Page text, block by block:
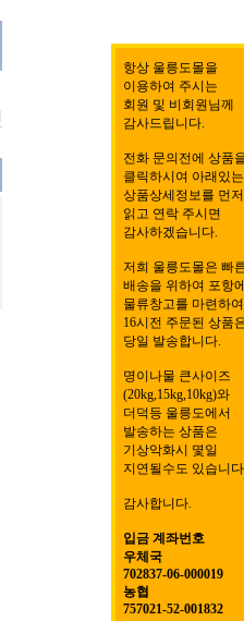
항상 울릉도몰을
이용하여 주시는
회원 및 비회원님께
감사드립니다.
전화 문의전에 상품
클릭하시여 아래있는
상품상세정보를 먼저
읽고 연락 주시면
감사하겠습니다.
저희 울릉도몰은 빠
배송을 위하여 포항
물류창고를 마련하여
16시전 주문된 상품
당일 발송합니다.
명이나물 큰사이즈
(20kg,15kg,10kg)와
더덕등 울릉도에서
발송하는 상품은
기상악화시 몇일
지연될수도 있습니
감사합니다.
입금 계좌번호
우체국
702837-06-000019
농협
757021-52-001832